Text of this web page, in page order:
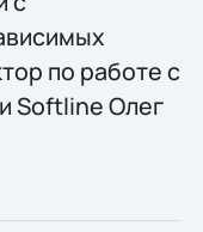
по работе с
Softline Олег